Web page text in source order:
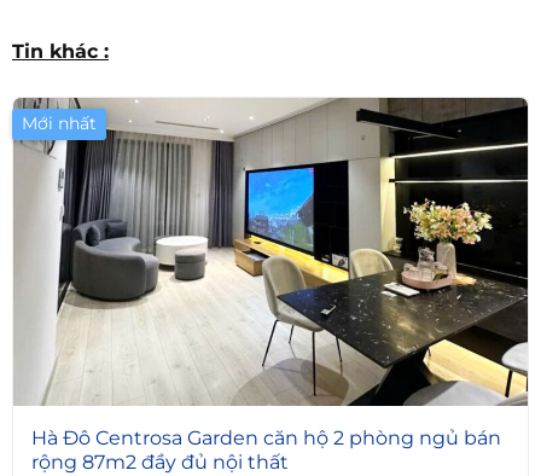
Tin khác :
Mới nhất
1
Hà Đô Centrosa Garden căn hộ 2 phòng ngủ bán
rộng 87m2 đầy đủ nội thất